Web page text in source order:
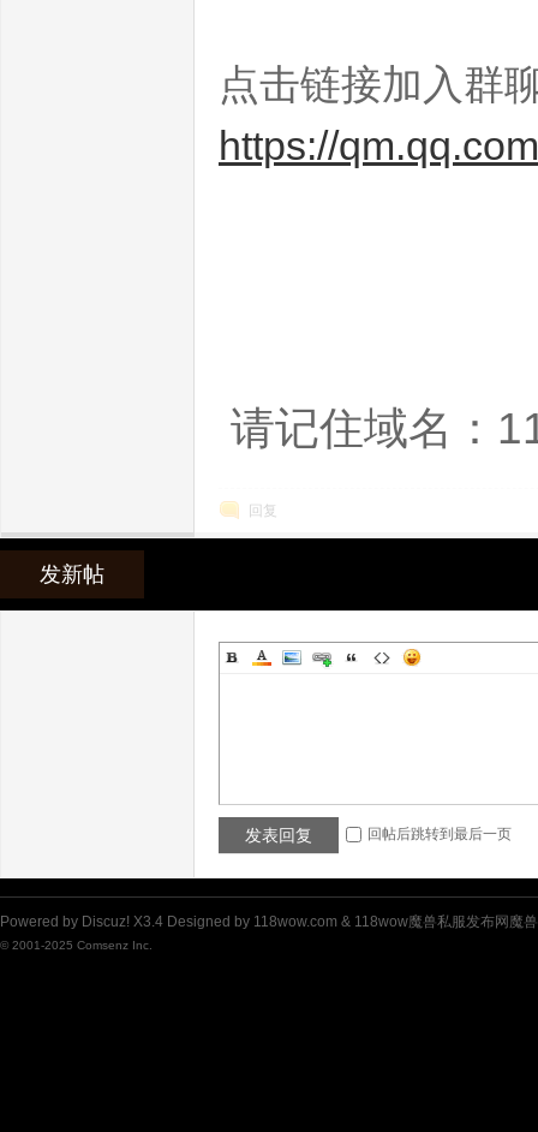
点击链接加入群
https://
请记住域名：
回复
发新帖
发表回复 回帖后跳转到最后一页
Powered by Discuz! X3.4 Designed by 118wow.com & 118wow魔兽私服发布网魔
© 2001-2025 Comsenz Inc.